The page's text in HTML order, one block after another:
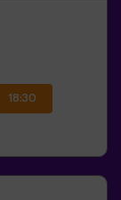
18:30